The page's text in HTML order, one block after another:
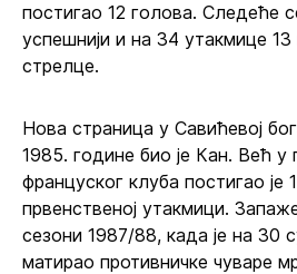
постигао 12 голова. Следеће
успешнији и на 34 утакмице
стрелце.
Нова страница у Савићевој
1985. године био је Кан. Већ у
француског клуба постигао је
првенственој утакмици.
сезони 1987/88, када је на 30
матирао противничке чуваре